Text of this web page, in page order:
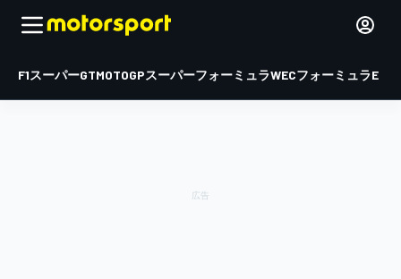
F1スーパーGTMOTOGPスーパーフォーミュラWECフォーミュラE